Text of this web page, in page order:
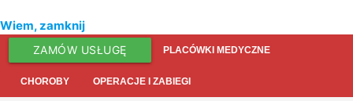
Wiem, zamknij
ZAMÓW USŁUGĘ PLACÓWKI MEDYCZNE
CHOROBY OPERACJE I ZABIEGI